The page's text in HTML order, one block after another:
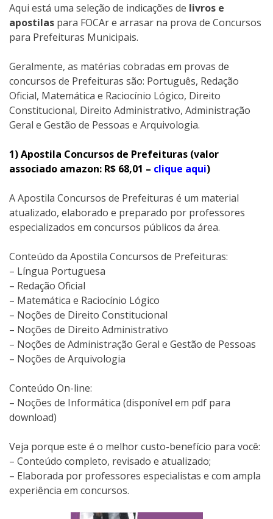
Aqui está uma seleção de indicações de livros e
apostilas para FOCAr e arrasar na prova de Concursos
para Prefeituras Municipais.
Geralmente, as matérias cobradas em provas de
concursos de Prefeituras são: Português, Redação
Oficial, Matemática e Raciocínio Lógico, Direito
Constitucional, Direito Administrativo, Administração
Geral e Gestão de Pessoas e Arquivologia.
1) Apostila Concursos de Prefeituras (valor
associado amazon: R$ 68,01 – clique aqui)
A Apostila Concursos de Prefeituras é um material
atualizado, elaborado e preparado por professores
especializados em concursos públicos da área.
Conteúdo da Apostila Concursos de Prefeituras:
– Língua Portuguesa
– Redação Oficial
– Matemática e Raciocínio Lógico
– Noções de Direito Constitucional
– Noções de Direito Administrativo
– Noções de Administração Geral e Gestão de Pessoas
– Noções de Arquivologia
Conteúdo On-line:
– Noções de Informática (disponível em pdf para
download)
Veja porque este é o melhor custo-benefício para você:
– Conteúdo completo, revisado e atualizado;
– Elaborada por professores especialistas e com ampla
experiência em concursos.